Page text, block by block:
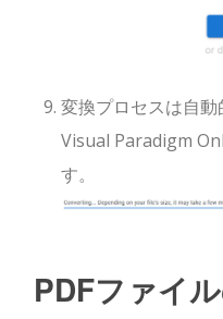
変換プロセスは自動
Visual Paradigm
す。
PDFファイ